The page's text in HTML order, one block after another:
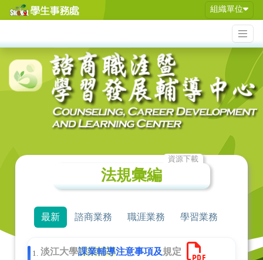
組織單位
資源下載
法規彙編
最新 諮商業務 職涯業務 學習業務
1. 淡江大學課業輔導注意事項及規定